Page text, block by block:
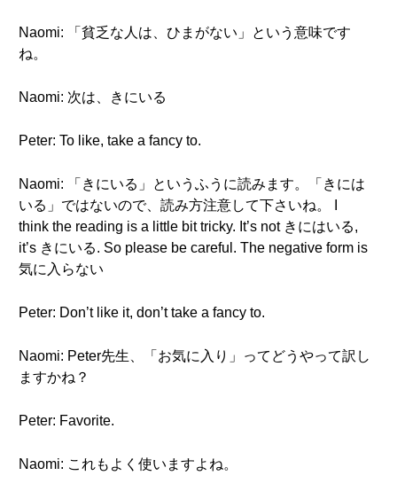
Naomi: 「貧乏な人は、ひまがない」という意味です
ね。
Naomi: 次は、きにいる
Peter: To like, take a fancy to.
Naomi: 「きにいる」というふうに読みます。「きには
いる」ではないので、読み方注意して下さいね。 I
think the reading is a little bit tricky. It’s not きにはいる,
it’s きにいる. So please be careful. The negative form is
気に入らない
Peter: Don’t like it, don’t take a fancy to.
Naomi: Peter先生、「お気に入り」ってどうやって訳し
ますかね？
Peter: Favorite.
Naomi: これもよく使いますよね。